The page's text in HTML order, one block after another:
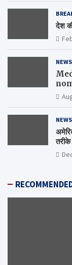
देश
NEWS
NEWS
तरीके